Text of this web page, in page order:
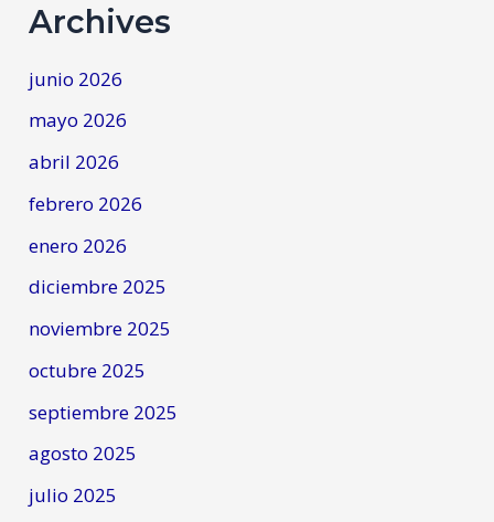
Archives
junio 2026
mayo 2026
abril 2026
febrero 2026
enero 2026
diciembre 2025
noviembre 2025
octubre 2025
septiembre 2025
agosto 2025
julio 2025